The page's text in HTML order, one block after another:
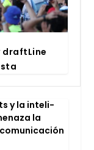
draftLi­ne
y la inte­li­
la